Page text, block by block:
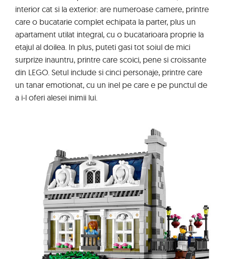
interior cat si la exterior: are numeroase camere, printre
care o bucatarie complet echipata la parter, plus un
apartament utilat integral, cu o bucatarioara proprie la
etajul al doilea. In plus, puteti gasi tot soiul de mici
surprize inauntru, printre care scoici, pene si croissante
din LEGO. Setul include si cinci personaje, printre care
un tanar emotionat, cu un inel pe care e pe punctul de
a i-l oferi alesei inimii lui.